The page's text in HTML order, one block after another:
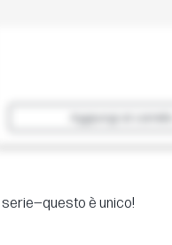
Aggiungi al
è unico!